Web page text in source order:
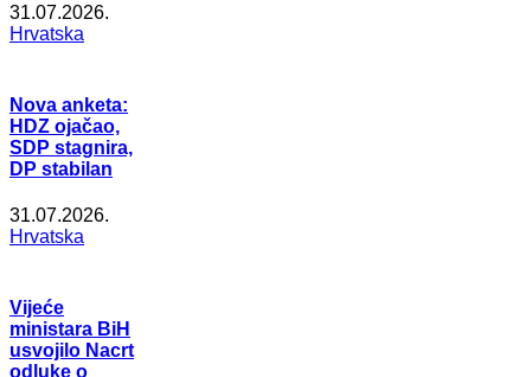
31.07.2026.
Hrvatska
Nova anketa:
HDZ ojačao,
SDP stagnira,
DP stabilan
31.07.2026.
Hrvatska
Vijeće
ministara BiH
usvojilo Nacrt
odluke o